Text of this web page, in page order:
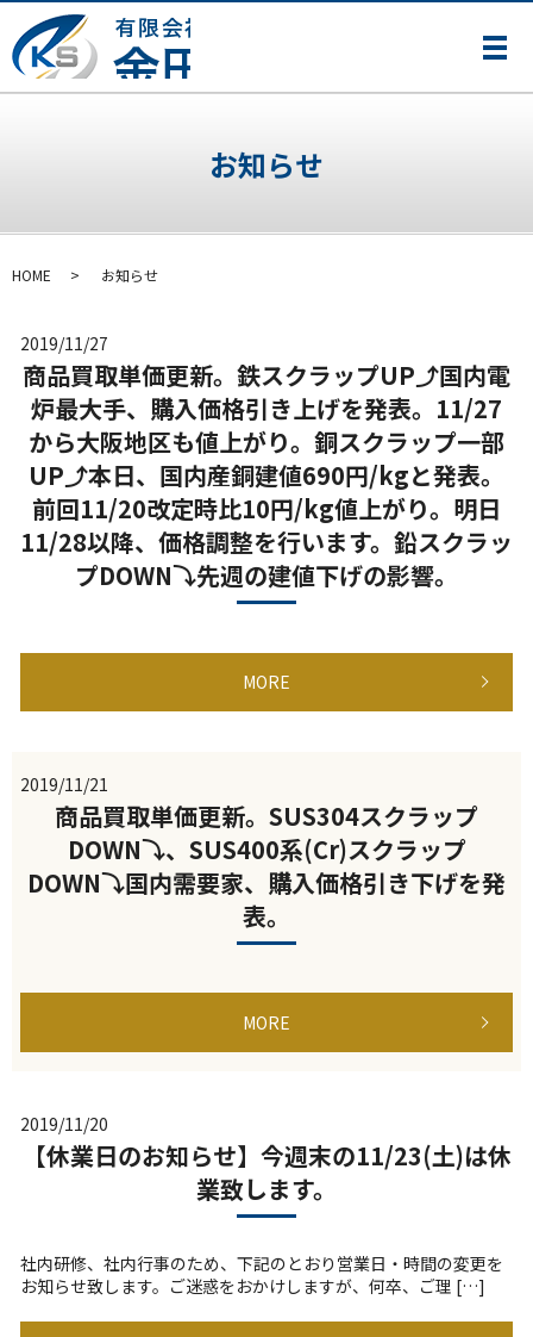
メ
お知らせ
HOME お知らせ
2019/11/27
商品買取単価更新。鉄スクラップUP⤴国内電
炉最大手、購入価格引き上げを発表。11/27
から大阪地区も値上がり。銅スクラップ一部
UP⤴本日、国内産銅建値690円/kgと発表。
前回11/20改定時比10円/kg値上がり。明日
11/28以降、価格調整を行います。鉛スクラッ
プDOWN⤵先週の建値下げの影響。
MORE
2019/11/21
商品買取単価更新。SUS304スクラップ
DOWN⤵、SUS400系(Cr)スクラップ
DOWN⤵国内需要家、購入価格引き下げを発
表。
MORE
2019/11/20
【休業日のお知らせ】今週末の11/23(土)は休
業致します。
社内研修、社内行事のため、下記のとおり営業日・時間の変更を
お知らせ致します。ご迷惑をおかけしますが、何卒、ご理 […]